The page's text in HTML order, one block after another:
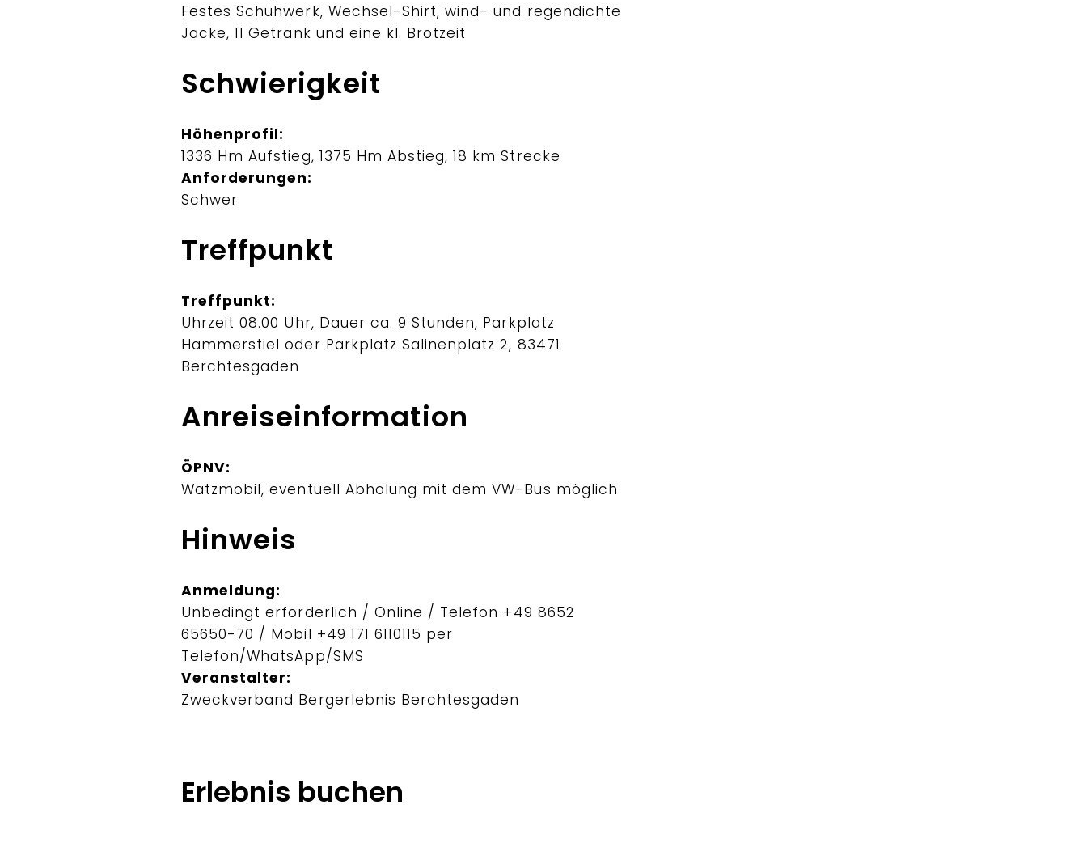
Festes Schuhwerk, Wechsel-Shirt, wind- und regendichte
Jacke, 1l Getränk und eine kl. Brotzeit
Schwierigkeit
Höhenprofil:
1336 Hm Aufstieg, 1375 Hm Abstieg, 18 km Strecke
Anforderungen:
Schwer
Treffpunkt
Treffpunkt:
Uhrzeit 08.00 Uhr, Dauer ca. 9 Stunden, Parkplatz
Hammerstiel oder Parkplatz Salinenplatz 2, 83471
Berchtesgaden
Anreiseinformation
ÖPNV:
Watzmobil, eventuell Abholung mit dem VW-Bus möglich
Hinweis
Anmeldung:
Unbedingt erforderlich / Online / Telefon +49 8652
65650-70 / Mobil +49 171 6110115 per
Telefon/WhatsApp/SMS
Veranstalter:
Zweckverband Bergerlebnis Berchtesgaden
Erlebnis buchen